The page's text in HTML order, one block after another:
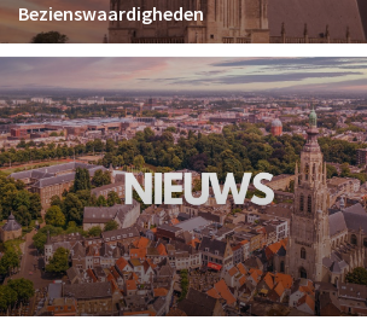
Bezienswaardigheden